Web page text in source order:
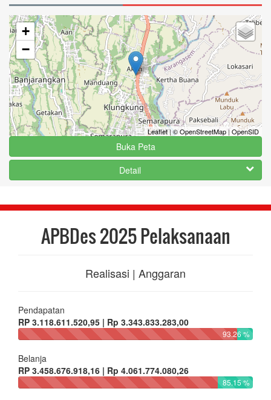
+
−
Leaflet|© OpenStreetMap|OpenSID
Buka Peta
Detail
APBDes 2025 Pelaksanaan
Realisasi | Anggaran
Pendapatan
RP 3.118.611.520,95 | Rp 3.343.833.283,00
93.26 %
Belanja
RP 3.458.676.918,16 | Rp 4.061.774.080,26
85.15 %